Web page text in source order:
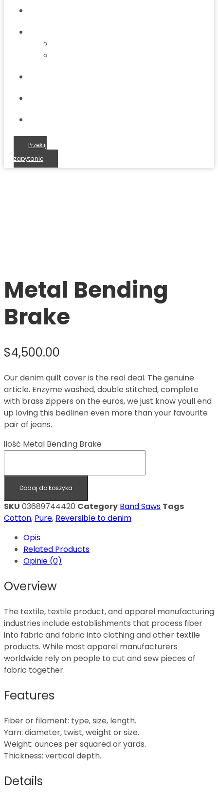
Prześlij
zapytanie
Metal Bending
Brake
$4,500.00
Our denim quilt cover is the real deal. The genuine
article. Enzyme washed, double stitched, complete
with brass zippers on the euros, we just know youll end
up loving this bedlinen even more than your favourite
pair of jeans.
ilość Metal Bending Brake
Dodaj do koszyka
SKU 03689744420 Category Band Saws Tags
Cotton, Pure, Reversible to denim
Opis
Related Products
Opinie (0)
Overview
The textile, textile product, and apparel manufacturing
industries include establishments that process fiber
into fabric and fabric into clothing and other textile
products. While most apparel manufacturers
worldwide rely on people to cut and sew pieces of
fabric together.
Features
Fiber or filament: type, size, length.
Yarn: diameter, twist, weight or size.
Weight: ounces per squared or yards.
Thickness: vertical depth.
Details